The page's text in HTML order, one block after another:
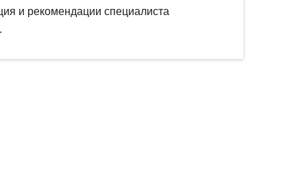
и рекомендации специалиста